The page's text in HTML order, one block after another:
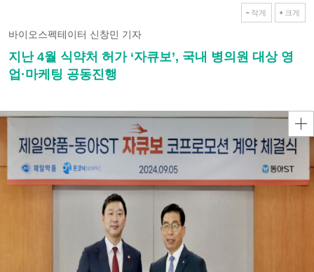
작게 크게
바이오스펙테이터 신창민 기자
지난 4월 식약처 허가 ‘자큐보’, 국내 병의원 대상 영
업·마케팅 공동진행